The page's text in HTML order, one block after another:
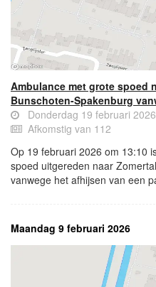
Ambulance met grote spoed
Bunschoten-Spakenburg
Donderdag 19 februari
Afkomstig van 112
Op 19 februari 2026 om 13:10
spoed uitgereden naar
vanwege het afhijsen van een
Maandag 9 februari 2026